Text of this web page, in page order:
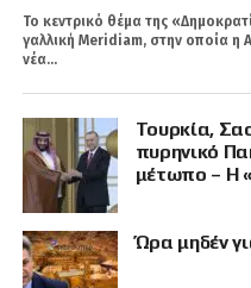
Το κεντρικό θέμα της
γαλλική Meridiam, στην οποία η
νέα...
Τουρκία,
πυρηνικό
μέτωπο – Η
Ώρα μηδέν